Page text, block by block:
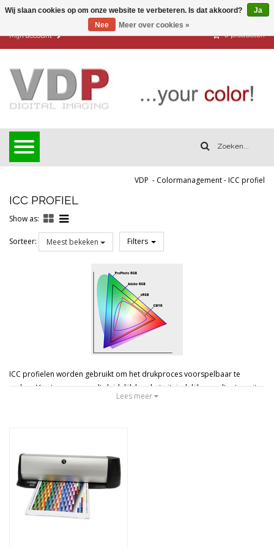
Mijn account 0 producten
VDP - Colormanagement-ICC profiel
ICC PROFIEL
Show as:
Sorteer: Meest bekeken Filters
ICC profielen worden gebruikt om het drukproces voorspelbaar te
maken. Van te voren wordt duidelijk hoe het uiteindelijke resultaat er uit
komt te zien. Dit wordt gedaan door het complete kleurbereik van het
kleur nodig is om een kleur te maken, die op een vaste papiersoort en op
een vaste pers altijd goed is.
Met een goede monitor die voldoende kleurruimte heeft kunt u uw
beelden bewerken waarbij u weet hoe het er op print uit zal zien. Om uit
zo'n combinatie een goed resultaat te krijgen is een op maat gemaakt
printerprofiel een sterke verbetering.
Lees meer
Wij slaan cookies op om onze website te verbeteren. Is dat akkoord?
Ja
Nee
Meer over cookies »